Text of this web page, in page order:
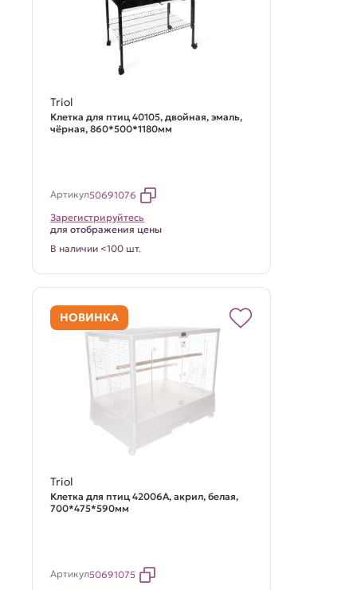
Triol
Клетка для птиц 40105, двойная, эмаль,
чёрная, 860*500*1180мм
Артикул50691076
Зарегистрируйтесь
для отображения цены
В наличии <100 шт.
НОВИНКА
Triol
Клетка для птиц 42006А, акрил, белая,
700*475*590мм
Артикул50691075